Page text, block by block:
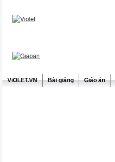
ViOLET.VN Bài giảng Giáo án